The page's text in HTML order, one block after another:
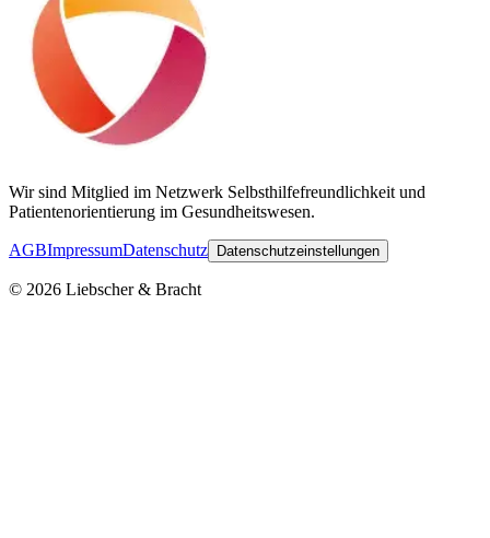
Wir sind Mitglied im Netzwerk Selbsthilfefreundlichkeit und
Patientenorientierung im Gesundheitswesen.
AGBImpressumDatenschutz Datenschutzeinstellungen
© 2026 Liebscher & Bracht